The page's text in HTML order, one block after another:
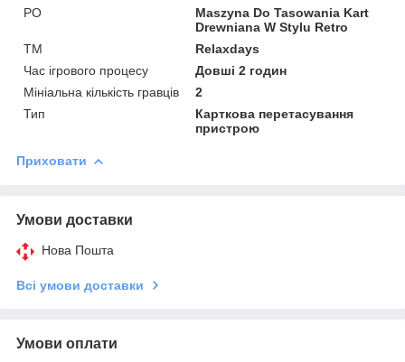
PO
Maszyna Do Tasowania Kart
Drewniana W Stylu Retro
TM
Relaxdays
Час ігрового процесу
Довші 2 годин
Мініальна кількість гравців
2
Тип
Карткова перетасування
пристрою
Приховати
Умови доставки
Нова Пошта
Всі умови доставки
Умови оплати